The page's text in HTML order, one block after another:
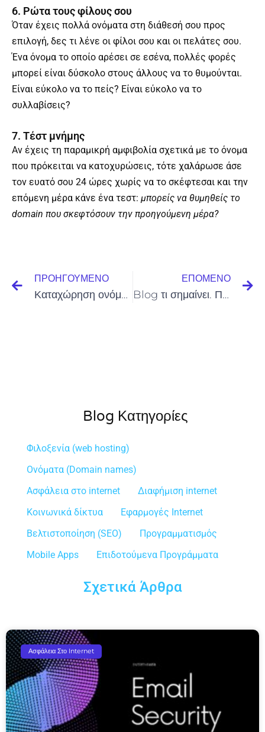
6. Ρώτα τους φίλους σου
Όταν έχεις πολλά ονόματα στη διάθεσή σου προς
επιλογή, δες τι λένε οι φίλοι σου και οι πελάτες σου.
Ένα όνομα το οποίο αρέσει σε εσένα, πολλές φορές
μπορεί είναι δύσκολο στους άλλους να το θυμούνται.
Είναι εύκολο να το πείς? Είναι εύκολο να το
συλλαβίσεις?
7. Τέστ μνήμης
Αν έχεις τη παραμικρή αμφιβολία σχετικά με το όνομα
που πρόκειται να κατοχυρώσεις, τότε χαλάρωσε άσε
τον ευατό σου 24 ώρες χωρίς να το σκέφτεσαι και την
επόμενη μέρα κάνε ένα τεστ: μπορείς να θυμηθείς το
domain που σκεφτόσουν την προηγούμενη μέρα?
ΠΡΟΗΓΟΎΜΕΝΟ
Καταχώρηση ονόματος στο internet
ΕΠΌΜΕΝΟ
Blog τι σημαίνει. Πώς δημιουργώ blog;
Blog Κατηγορίες
Φιλοξενία (web hosting)
Ονόματα (Domain names)
Ασφάλεια στο internet
Διαφήμιση internet
Κοινωνικά δίκτυα
Εφαρμογές Internet
Βελτιστοποίηση (SEO)
Προγραμματισμός
Mobile Apps
Επιδοτούμενα Προγράμματα
Σχετικά Άρθρα
Ασφάλεια Στο Internet